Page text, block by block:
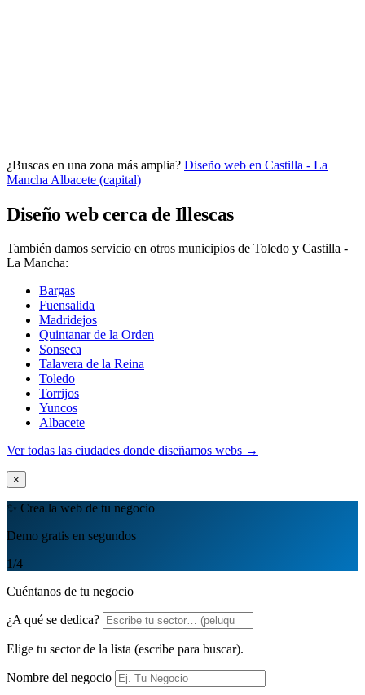
Quiero mi panel
¿Buscas en una zona más amplia? Diseño web en Castilla - La
ManchaAlbacete (capital)
Diseño web cerca de Illescas
También damos servicio en otros municipios de Toledo y Castilla -
La Mancha:
Bargas
Fuensalida
Madridejos
Quintanar de la Orden
Sonseca
Talavera de la Reina
Toledo
Torrijos
Yuncos
Albacete
Ver todas las ciudades donde diseñamos webs →
×
✨ Crea la web de tu negocio
Demo gratis en segundos
1/4
Cuéntanos de tu negocio
¿A qué se dedica?
Elige tu sector de la lista (escribe para buscar).
Nombre del negocio